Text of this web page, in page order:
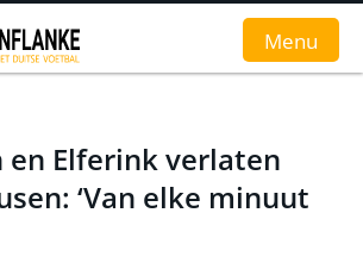
Menu
en Elferink verlaten
‘Van elke minuut